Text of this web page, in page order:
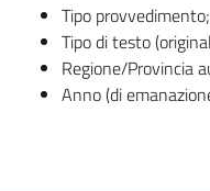
Tipo provvedimento;
Tipo di testo
Regione/Provincia
Anno (di